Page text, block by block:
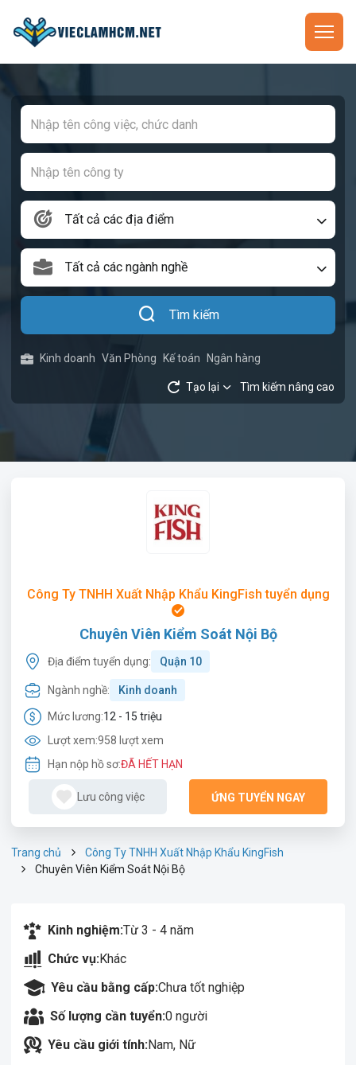
Tất cả các địa điểm
Tất cả các ngành nghề
Tìm kiếm
Kinh doanh Văn Phòng Kế toán Ngân hàng
Tạo lại Tìm kiếm nâng cao
Công Ty TNHH Xuất Nhập Khẩu KingFish tuyển dụng
Chuyên Viên Kiểm Soát Nội Bộ
Địa điểm tuyển dụng: Quận 10
Ngành nghề: Kinh doanh
Mức lương:12 - 15 triệu
Lượt xem:958 lượt xem
Hạn nộp hồ sơ:ĐÃ HẾT HẠN
Lưu công việc ỨNG TUYỂN NGAY
Trang chủ
Công Ty TNHH Xuất Nhập Khẩu KingFish
Chuyên Viên Kiểm Soát Nội Bộ
Kinh nghiệm:Từ 3 - 4 năm
Chức vụ:Khác
Yêu cầu bằng cấp:Chưa tốt nghiệp
Số lượng cần tuyển:0 người
Yêu cầu giới tính:Nam, Nữ